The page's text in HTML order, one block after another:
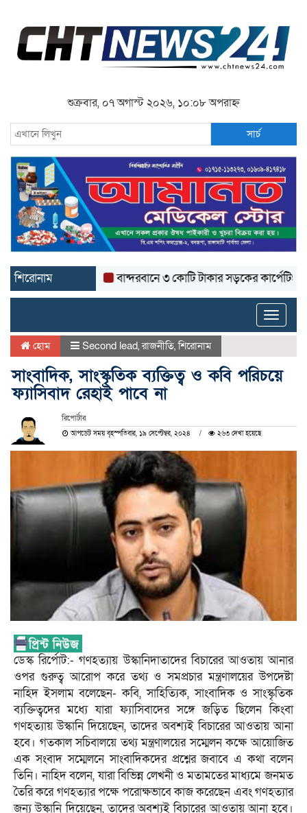
শুক্রবার, ০৭ অগাস্ট ২০২৬, ১০:০৮ অপরাহ্ন
সার্চ
শিরোনাম বান্দরবানে ৩ কোটি টাকার সড়কের কার্পেটিং উঠে
Toggle
হোম Second lead,রাজনীতি,শিরোনাম
সাংবাদিক, সাংস্কৃতিক ব্যক্তিত্ব ও কবি পরিচয়ে
ফ্যাসিবাদ রেহাই পাবে না
রিপোর্টার
আপডেট সময় বৃহস্পতিবার, ১৯ সেপ্টেম্বর, ২০২৪ ২৬৩ দেখা হয়েছে
ডেস্ক রির্পোট:- গণহত্যায় উস্কানিদাতাদের বিচারের আওতায় আনার
ওপর গুরুত্ব আরোপ করে তথ্য ও সমপ্রচার মন্ত্রণালয়ের উপদেষ্টা
নাহিদ ইসলাম বলেছেন- কবি, সাহিত্যিক, সাংবাদিক ও সাংস্কৃতিক
ব্যক্তিত্বদের মধ্যে যারা ফ্যাসিবাদের সঙ্গে জড়িত ছিলেন কিংবা
গণহত্যায় উস্কানি দিয়েছেন, তাদের অবশ্যই বিচারের আওতায় আনা
হবে। গতকাল সচিবালয়ে তথ্য মন্ত্রণালয়ের সম্মেলন কক্ষে আয়োজিত
এক সংবাদ সম্মেলনে সাংবাদিকদের প্রশ্নের জবাবে এ কথা বলেন
তিনি। নাহিদ বলেন, যারা বিভিন্ন লেখনী ও মতামতের মাধ্যমে জনমত
তৈরি করে গণহত্যার পক্ষে পরোক্ষভাবে কাজ করেছেন এবং গণহত্যার
জন্য উস্কানি দিয়েছেন, তাদের অবশ্যই বিচারের আওতায় আনা হবে।